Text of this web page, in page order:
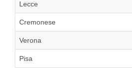
Lecce
Cremonese
Verona
Pisa